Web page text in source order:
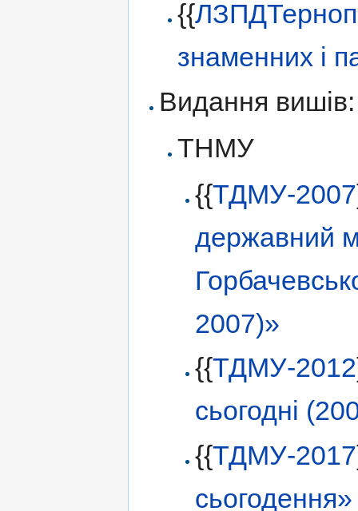
{{
знаменних і
Видання вишів:
ТНМУ
{{ТДМУ-2007
державний
2007)»
{{ТДМУ-2012
сьогодні
{{ТДМУ-2017
сьогодення»